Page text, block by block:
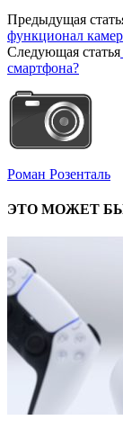
Предыдущая
функционал
Следующая статья
смартфона?
Роман Розенталь
ЭТО МОЖЕТ